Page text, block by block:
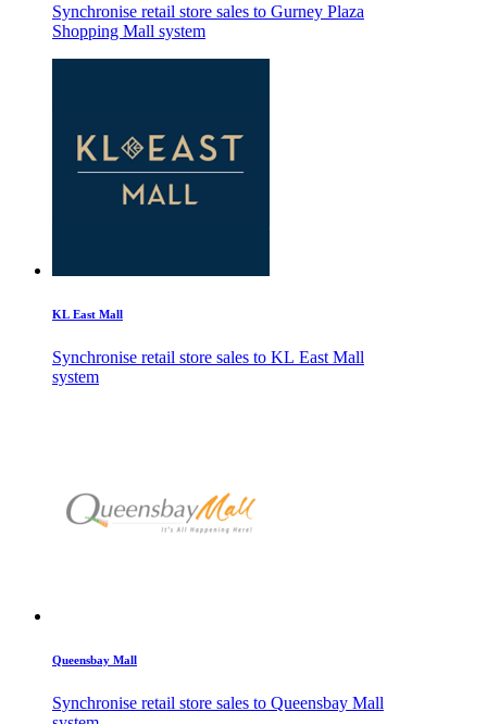
Synchronise retail store sales to Gurney Plaza
Shopping Mall system
KL East Mall
Synchronise retail store sales to KL East Mall
system
Queensbay Mall
Synchronise retail store sales to Queensbay Mall